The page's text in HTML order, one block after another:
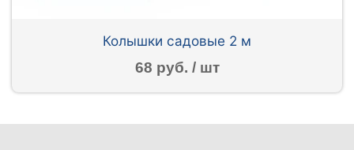
Колышки садовые 2 м
68 руб. / шт